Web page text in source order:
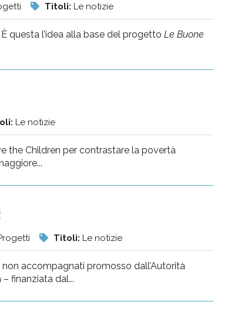
Titoli: Le notizie
questa l’idea alla base del progetto Le Buone
Le notizie
the Children per contrastare la povertà
Titoli: Le notizie
accompagnati promosso dall’Autorità
– finanziata dal...